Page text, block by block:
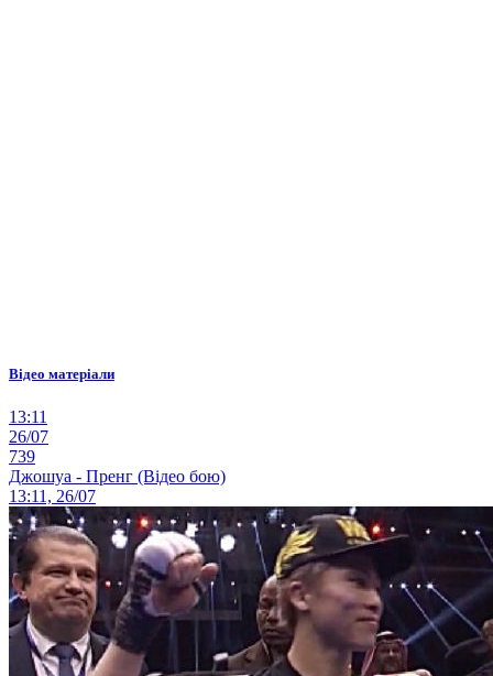
Відео матеріали
13:11
26/07
739
Джошуа - Пренг (Відео бою)
13:11, 26/07